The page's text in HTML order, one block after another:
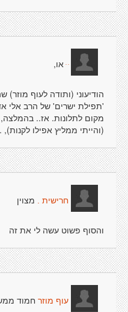
ּ ּ או,
הודיעוני (ותודה לעוף מוזר)
'תפילת ישרים' של הרב אלי
מקום לתלונות. אז..
(והייתי ממליץ אפילו לקנות),
חרישית . מצוין
והסוף פשוט עשה לי את זה
עוף מוזר חמוד